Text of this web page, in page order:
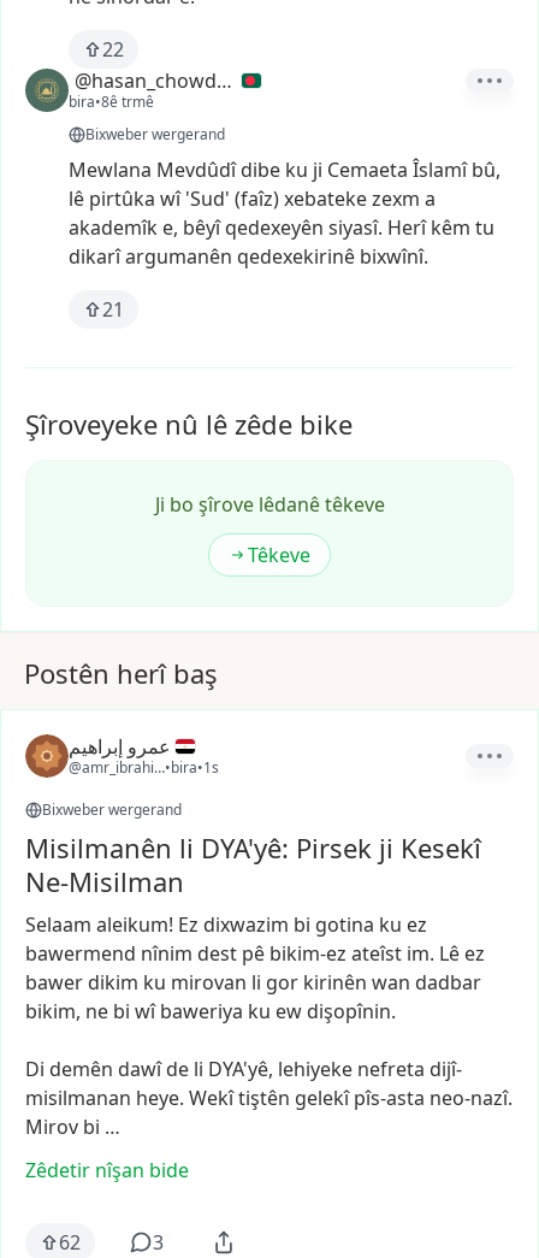
22
@hasan_chowdhury
bira•8ê trmê
Bixweber wergerand
Mewlana Mevdûdî dibe ku ji Cemaeta Îslamî bû,
lê pirtûka wî 'Sud' (faîz)xebatekezexm a
akademîk e, bêyî qedexeyên siyasî. Herî kêm tu
dikarîargumanên qedexekirinê bixwînî.
21
Şîroveyeke nû lê zêde bike
Ji bo şîrove lêdanê têkeve
Têkeve
Postên herî baş
عمرو إبراهيم
@amr_ibrahim1
•bira•1s
Bixweber wergerand
Misilmanên li DYA'yê: Pirsek ji Kesekî
Ne-Misilman
Selaam aleikum! Ez dixwazim bi gotina ku ez
bawermend nînim dest pê bikim-ez ateîst im. Lê ez
bawer dikim ku mirovan li gor kirinên wan dadbar
bikim, ne bi wî baweriya ku ew dişopînin.
Di demên dawî de li DYA'yê, lehiyeke nefreta dijî-
misilmanan heye. Wekîtiştên gelekî pîs-asta neo-nazî.
Mirov bi …
Zêdetir nîşan bide
62 3